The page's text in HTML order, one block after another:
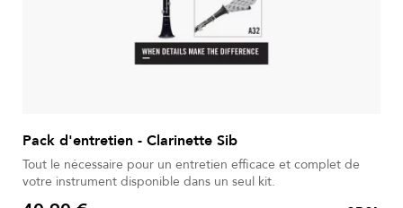
Pack d'entretien - Clarinette Sib
Tout le nécessaire pour un entretien efficace et complet de
votre instrument disponible dans un seul kit.